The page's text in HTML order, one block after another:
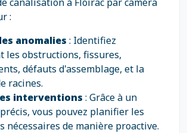
:
anomalies : Identifiez
les obstructions, fissures,
défauts d'assemblage, et la
racines.
interventions : Grâce à un
vous pouvez planifier les
nécessaires de manière proactive.